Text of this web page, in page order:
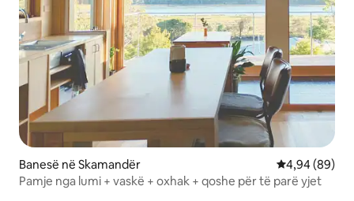
Banesë në Skamandër Vlerësimi
4,94 (89)
Pamje nga lumi + vaskë + oxhak + qoshe për të parë yjet